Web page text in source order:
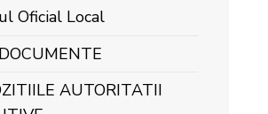
Oficial Local
AUTORITATII